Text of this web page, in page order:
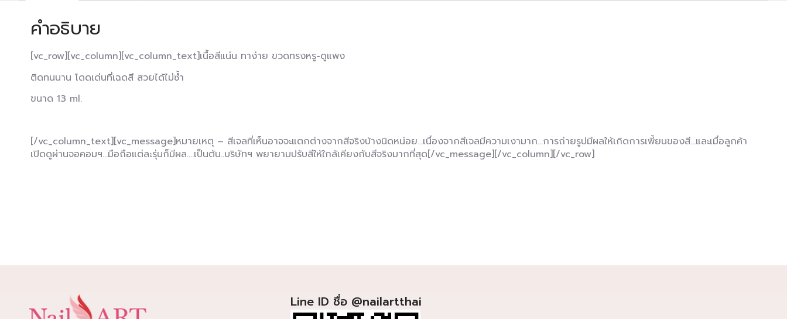
คำอธิบาย
[vc_row][vc_column][vc_column_text]เนื้อสีแน่น ทาง่าย ขวดทรงหรู-ดูแพง
ติดทนนาน โดดเด่นที่เฉดสี สวยได้ไม่ซ้ำ
ขนาด 13 ml.
[/vc_column_text][vc_message]หมายเหตุ – สีเจลที่เห็นอาจจะแตกต่างจากสีจริงบ้างนิดหน่อย…เนื่องจากสีเจลมีความเงามาก…การถ่ายรูปมีผลให้เกิดการเพี้ยนของสี…และเมื่อลูกค้า
เปิดดูผ่านจอคอมฯ…มือถือแต่ละรุ่นก็มีผล….เป็นต้น..บริษัทฯ พยายามปรับสีให้ใกล้เคียงกับสีจริงมากที่สุด[/vc_message][/vc_column][/vc_row]
Line ID ชื่อ @nailartthai